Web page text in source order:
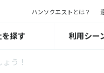
ハンソクエストとは？
を探す 利用シー